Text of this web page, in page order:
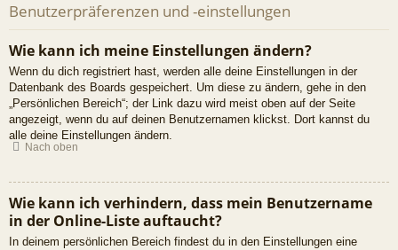
Benutzerpräferenzen und -einstellungen
Wie kann ich meine Einstellungen ändern?
Wenn du dich registriert hast, werden alle deine Einstellungen in der
Datenbank des Boards gespeichert. Um diese zu ändern, gehe in den
„Persönlichen Bereich“; der Link dazu wird meist oben auf der Seite
angezeigt, wenn du auf deinen Benutzernamen klickst. Dort kannst du
alle deine Einstellungen ändern.
Nach oben
Wie kann ich verhindern, dass mein Benutzername
in der Online-Liste auftaucht?
In deinem persönlichen Bereich findest du in den Einstellungen eine